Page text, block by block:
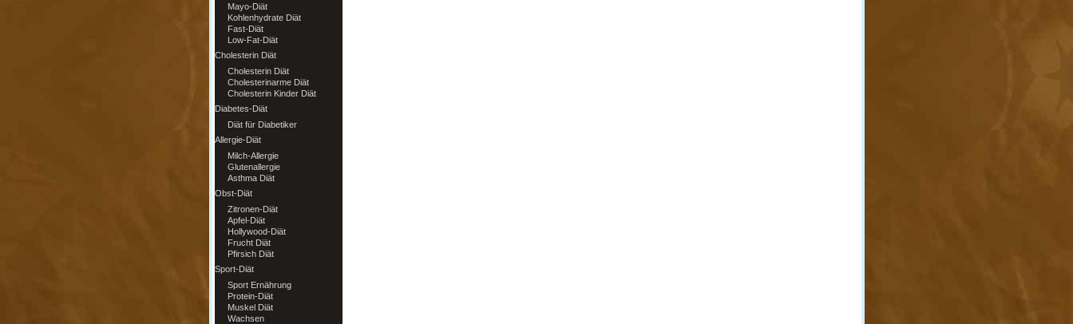
Mayo-Diät
Kohlenhydrate Diät
Fast-Diät
Low-Fat-Diät
Cholesterin Diät
Cholesterin Diät
Cholesterinarme Diät
Cholesterin Kinder Diät
Diabetes-Diät
Diät für Diabetiker
Allergie-Diät
Milch-Allergie
Glutenallergie
Asthma Diät
Obst-Diät
Zitronen-Diät
Apfel-Diät
Hollywood-Diät
Frucht Diät
Pfirsich Diät
Sport-Diät
Sport Ernährung
Protein-Diät
Muskel Diät
Wachsen